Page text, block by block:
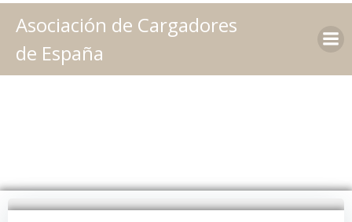
Saltar
al
Asociación de Cargadores
de España